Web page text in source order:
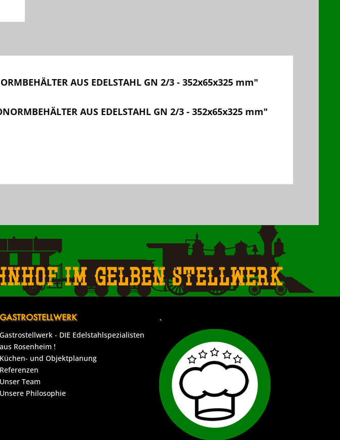
AUS EDELSTAHL GN 2/3 - 352x65x325 mm"
AUS EDELSTAHL GN 2/3 - 352x65x325 mm"
im gelben Stellwerk
GASTROSTELLWERK
Gastrostellwerk - DIE Edelstahlspezialisten
aus Rosenheim !
Küchen- und Objektplanung
Referenzen
Unser Team
Unsere Philosophie
.